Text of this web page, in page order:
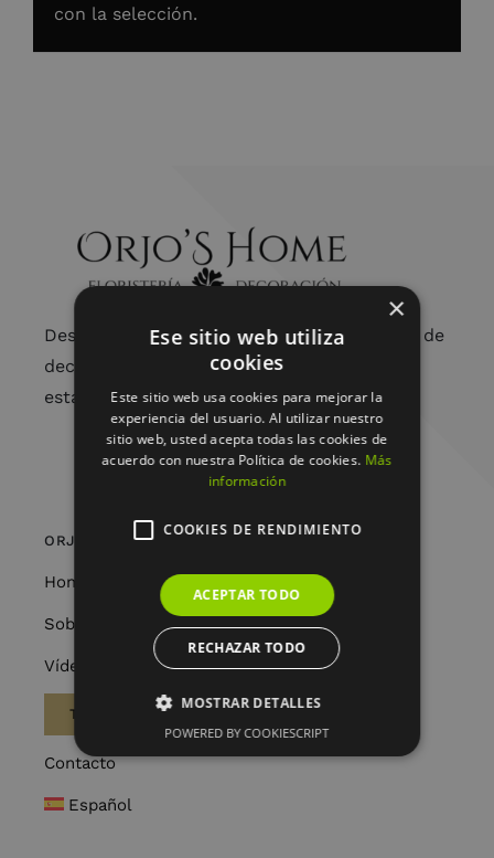
con la selección.
Desde arreglos florales únicos hasta piezas de
decoración cuidadosamente seleccionadas,
estamos aquí para embellecer tu vida.
ORJO’S HOME
Home
Sobre Nosotros
Vídeos
TIENDA
Contacto
Español
×
Ese sitio web utiliza
cookies
Este sitio web usa cookies para mejorar la
experiencia del usuario. Al utilizar nuestro
sitio web, usted acepta todas las cookies de
acuerdo con nuestra Política de cookies. Más
información
COOKIES DE RENDIMIENTO
ACEPTAR TODO
RECHAZAR TODO
MOSTRAR DETALLES
POWERED BY COOKIESCRIPT